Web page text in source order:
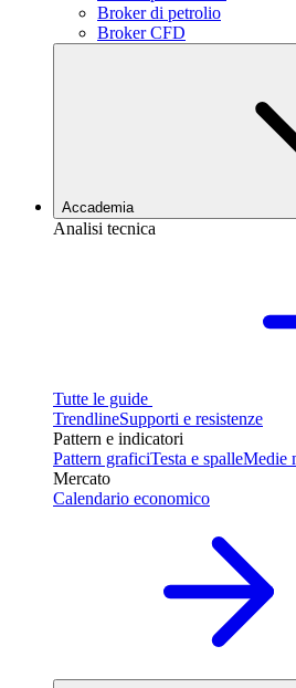
Broker di petrolio
Broker CFD
Accademia
Analisi tecnica
Tutte le guide
TrendlineSupporti e resistenze
Pattern e indicatori
Pattern graficiTesta e spalleMedie
Mercato
Calendario economico